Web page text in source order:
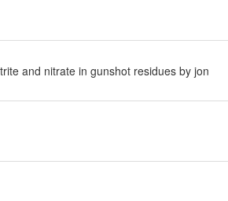
and nitrate in gunshot residues by jon